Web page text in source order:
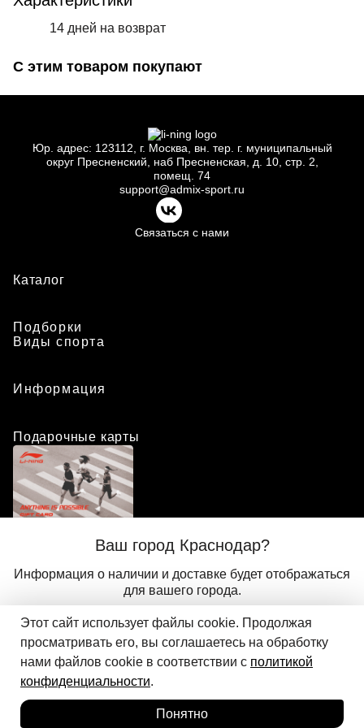
Ваш город Краснодар?
Информация о наличии и доставке будет отображаться
для вашего города.
Корзина
Добавить в корзину
14 дней на возврат
С этим товаром покупают
Юр. адрес: 123112, г. Москва, вн. тер. г. муниципальный
округ Пресненский, наб Пресненская, д.
10, стр. 2,
помещ. 74
support@admix-sport.ru
Связаться с нами
Каталог
Подборки
Виды спорта
Информация
Подарочные карты
Положение о программе лояльности
© 2024 ООО «АДМИКС СПОРТ», официальный дистрибьютор
Li-Ning в России
Этот сайт использует файлы cookie. Продолжая
просматривать его, вы соглашаетесь на обработку
нами файлов cookie в соответствии с политикой
конфиденциальности.
Понятно